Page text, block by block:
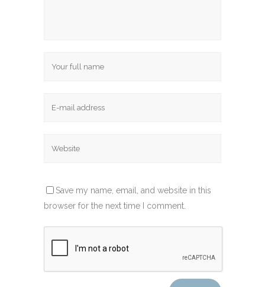
Save my name, email, and website in this
browser for the next time I comment.